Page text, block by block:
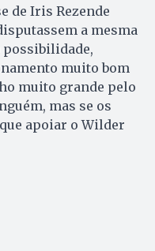
de Iris Rezende
a mesma
possibilidade,
muito bom
muito grande pelo
mas se os
apoiar o Wilder